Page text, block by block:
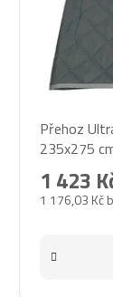
Přehoz
235x275
1 176,03 Kč
1 423